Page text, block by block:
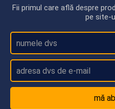
Fii primul care află despre
pe site-
mă